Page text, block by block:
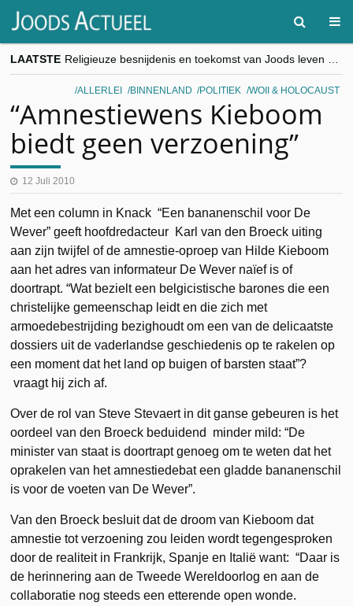
LAATSTE
“Besnijdenisdebat toont hoe moeilijk seculiere Westen minderheden begrijpt”, Jinnih Beels (Vooruit)
CITYTRIP | ROEMENIË – Boekarest: de verrassing van Oost-Europa
ALLERLEI BINNENLAND POLITIEK WOII & HOLOCAUST
“Amnestiewens Kieboom
biedt geen verzoening”
12 Juli 2010
Met een column in Knack “Een bananenschil voor De
Wever” geeft hoofdredacteur Karl van den Broeck uiting
aan zijn twijfel of de amnestie-oproep van Hilde Kieboom
aan het adres van informateur De Wever naïef is of
doortrapt. “Wat bezielt een belgicistische barones die een
christelijke gemeenschap leidt en die zich met
armoedebestrijding bezighoudt om een van de delicaatste
dossiers uit de vaderlandse geschiedenis op te rakelen op
een moment dat het land op buigen of barsten staat”?
vraagt hij zich af.
Over de rol van Steve Stevaert in dit ganse gebeuren is het
oordeel van den Broeck beduidend minder mild: “De
minister van staat is doortrapt genoeg om te weten dat het
oprakelen van het amnestiedebat een gladde bananenschil
is voor de voeten van De Wever”.
Van den Broeck besluit dat de droom van Kieboom dat
amnestie tot verzoening zou leiden wordt tegengesproken
door de realiteit in Frankrijk, Spanje en Italië want: “Daar is
de herinnering aan de Tweede Wereldoorlog en aan de
collaboratie nog steeds een etterende open wonde.